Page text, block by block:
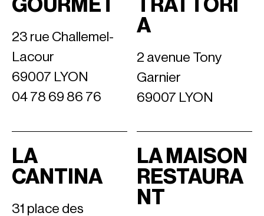
GOURMET
23 rue Challemel-
Lacour
69007 LYON
04 78 69 86 76
TRATTORI
A
2 avenue Tony
Garnier
69007 LYON
LA
CANTINA
31 place des
LA MAISON
RESTAURA
NT